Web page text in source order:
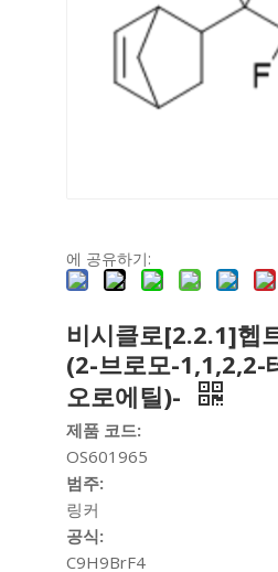
에 공유하기:
비시클로[2.2.1]헵
(2-브로모-1,1,2,2-
오로에틸)-
제품 코드:
OS601965
범주:
링커
공식:
C9H9BrF4